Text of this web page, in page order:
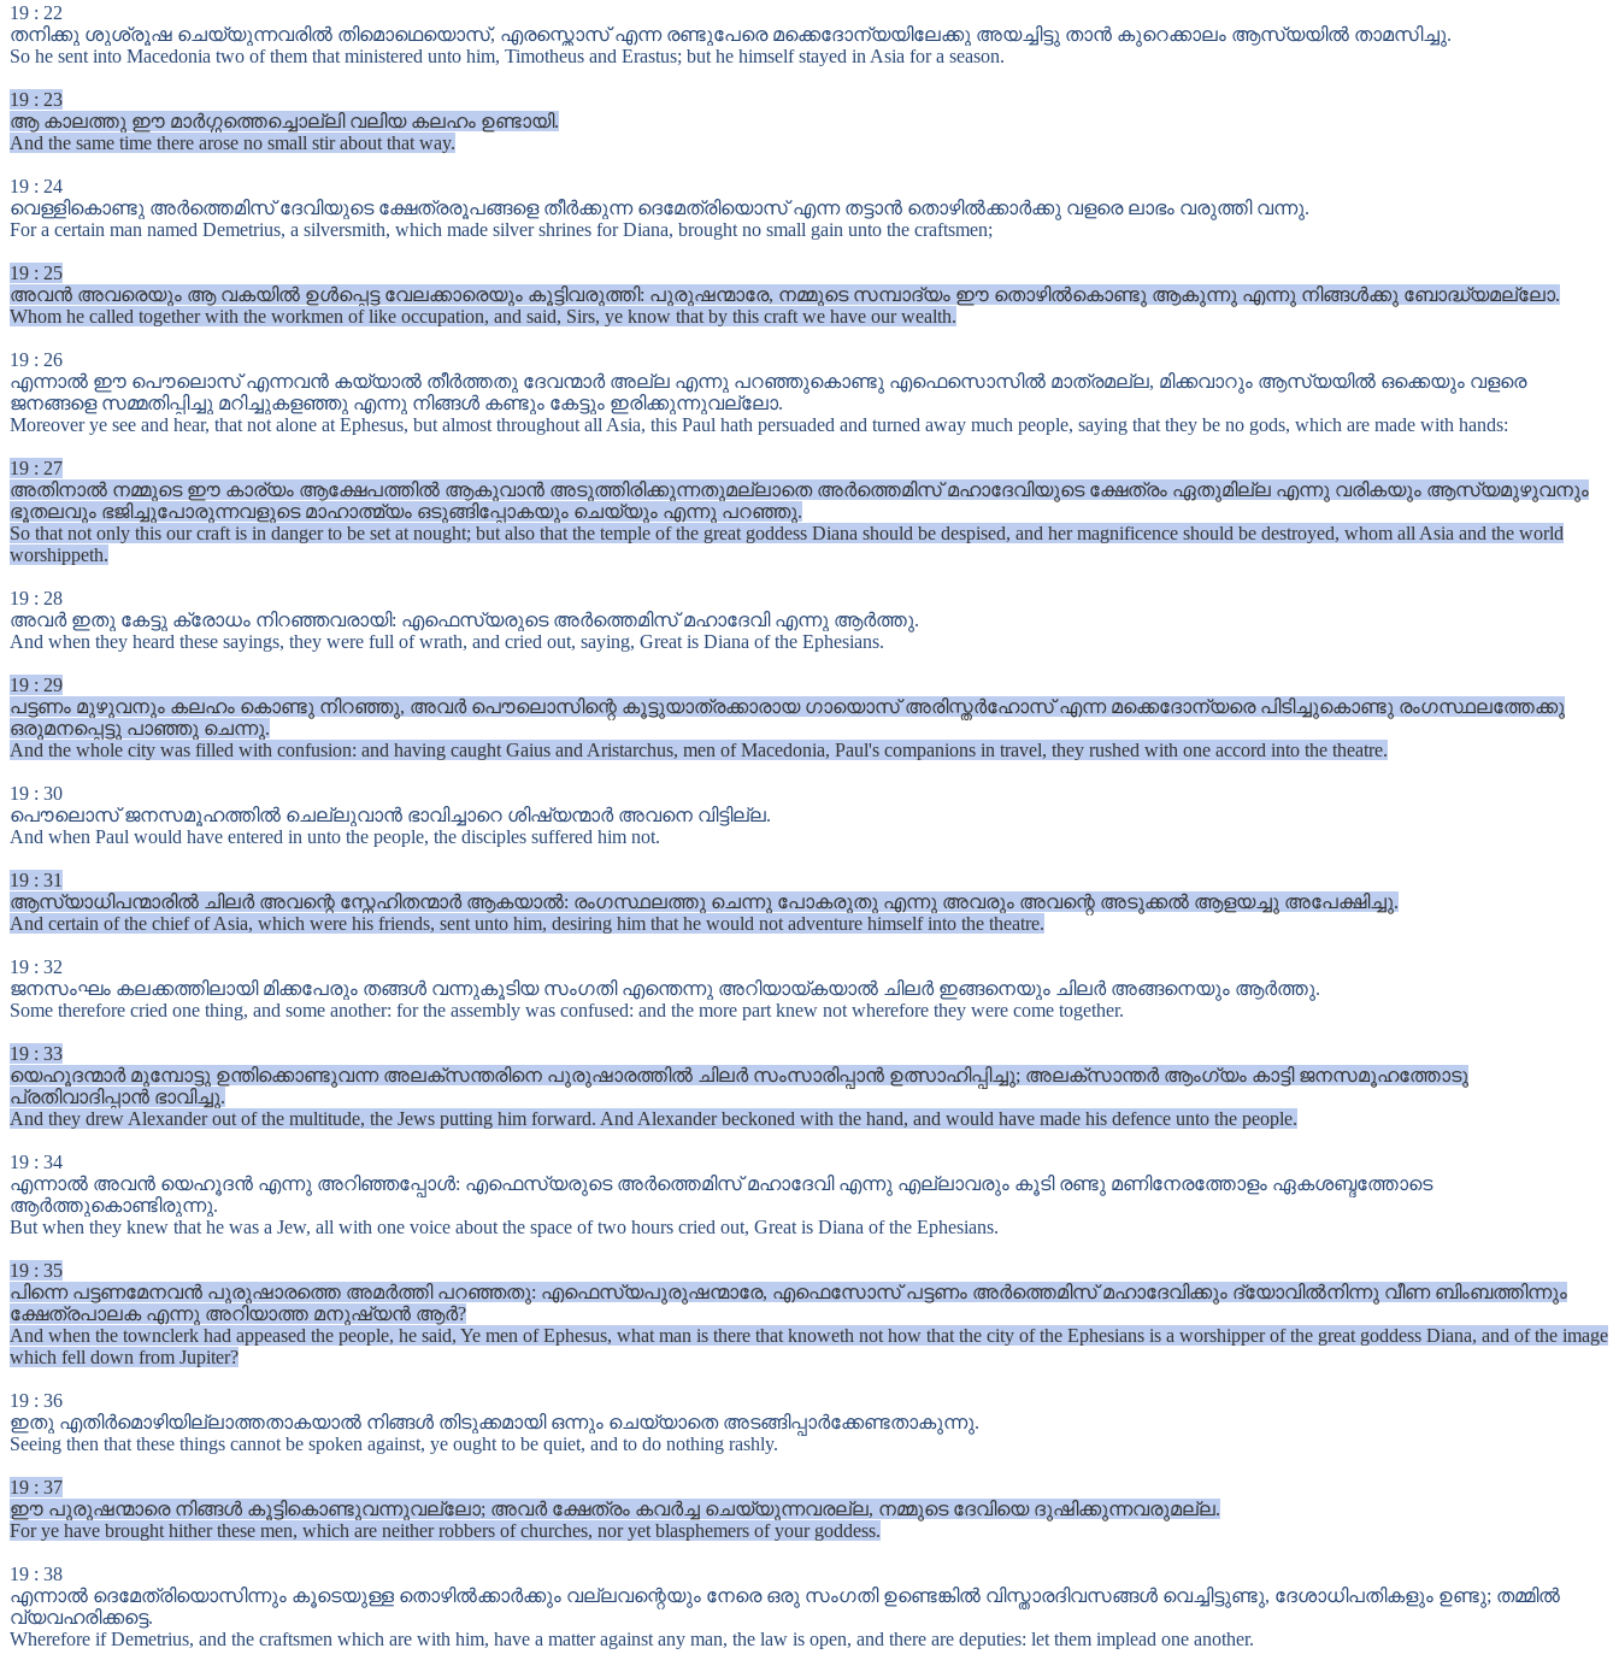
19 : 22
തനിക്കു ശുശ്രൂഷ ചെയ്യുന്നവരിൽ തിമൊഥെയൊസ്, എരസ്തൊസ് എന്ന രണ്ടുപേരെ മക്കെദോന്യയിലേക്കു അയച്ചിട്ടു താൻ കുറെക്കാലം ആസ്യയിൽ താമസിച്ചു.
So he sent into Macedonia two of them that ministered unto him, Timotheus and Erastus; but he himself stayed in Asia for a season.
19 : 23
ആ കാലത്തു ഈ മാർഗ്ഗത്തെച്ചൊല്ലി വലിയ കലഹം ഉണ്ടായി.
And the same time there arose no small stir about that way.
19 : 24
വെള്ളികൊണ്ടു അർത്തെമിസ് ദേവിയുടെ ക്ഷേത്രരൂപങ്ങളെ തീർക്കുന്ന ദെമേത്രിയൊസ് എന്ന തട്ടാൻ തൊഴിൽക്കാർക്കു വളരെ ലാഭം വരുത്തി വന്നു.
For a certain man named Demetrius, a silversmith, which made silver shrines for Diana, brought no small gain unto the craftsmen;
19 : 25
അവൻ അവരെയും ആ വകയിൽ ഉൾപ്പെട്ട വേലക്കാരെയും കൂട്ടിവരുത്തി: പുരുഷന്മാരേ, നമ്മുടെ സമ്പാദ്യം ഈ തൊഴിൽകൊണ്ടു ആകുന്നു എന്നു നിങ്ങൾക്കു ബോദ്ധ്യമല്ലോ.
Whom he called together with the workmen of like occupation, and said, Sirs, ye know that by this craft we have our wealth.
19 : 26
എന്നാൽ ഈ പൌലൊസ് എന്നവൻ കയ്യാൽ തീർത്തതു ദേവന്മാർ അല്ല എന്നു പറഞ്ഞുകൊണ്ടു എഫെസൊസിൽ മാത്രമല്ല, മിക്കവാറും ആസ്യയിൽ ഒക്കെയും വളരെ
ജനങ്ങളെ സമ്മതിപ്പിച്ചു മറിച്ചുകളഞ്ഞു എന്നു നിങ്ങൾ കണ്ടും കേട്ടും ഇരിക്കുന്നുവല്ലോ.
Moreover ye see and hear, that not alone at Ephesus, but almost throughout all Asia, this Paul hath persuaded and turned away much people, saying that they be no gods, which are made with hands:
19 : 27
അതിനാൽ നമ്മുടെ ഈ കാര്യം ആക്ഷേപത്തിൽ ആകുവാൻ അടുത്തിരിക്കുന്നതുമല്ലാതെ അർത്തെമിസ് മഹാദേവിയുടെ ക്ഷേത്രം ഏതുമില്ല എന്നു വരികയും ആസ്യമുഴുവനും
ഭൂതലവും ഭജിച്ചുപോരുന്നവളുടെ മാഹാത്മ്യം ഒടുങ്ങിപ്പോകയും ചെയ്യും എന്നു പറഞ്ഞു.
So that not only this our craft is in danger to be set at nought; but also that the temple of the great goddess Diana should be despised, and her magnificence should be destroyed, whom all Asia and the world
worshippeth.
19 : 28
അവർ ഇതു കേട്ടു ക്രോധം നിറഞ്ഞവരായി: എഫെസ്യരുടെ അർത്തെമിസ് മഹാദേവി എന്നു ആർത്തു.
And when they heard these sayings, they were full of wrath, and cried out, saying, Great is Diana of the Ephesians.
19 : 29
പട്ടണം മുഴുവനും കലഹം കൊണ്ടു നിറഞ്ഞു, അവർ പൌലൊസിന്റെ കൂട്ടുയാത്രക്കാരായ ഗായൊസ് അരിസ്തർഹോസ് എന്ന മക്കെദോന്യരെ പിടിച്ചുകൊണ്ടു രംഗസ്ഥലത്തേക്കു
ഒരുമനപ്പെട്ടു പാഞ്ഞു ചെന്നു.
And the whole city was filled with confusion: and having caught Gaius and Aristarchus, men of Macedonia, Paul's companions in travel, they rushed with one accord into the theatre.
19 : 30
പൌലൊസ് ജനസമൂഹത്തിൽ ചെല്ലുവാൻ ഭാവിച്ചാറെ ശിഷ്യന്മാർ അവനെ വിട്ടില്ല.
And when Paul would have entered in unto the people, the disciples suffered him not.
19 : 31
ആസ്യാധിപന്മാരിൽ ചിലർ അവന്റെ സ്നേഹിതന്മാർ ആകയാൽ: രംഗസ്ഥലത്തു ചെന്നു പോകരുതു എന്നു അവരും അവന്റെ അടുക്കൽ ആളയച്ചു അപേക്ഷിച്ചു.
And certain of the chief of Asia, which were his friends, sent unto him, desiring him that he would not adventure himself into the theatre.
19 : 32
ജനസംഘം കലക്കത്തിലായി മിക്കപേരും തങ്ങൾ വന്നുകൂടിയ സംഗതി എന്തെന്നു അറിയായ്കയാൽ ചിലർ ഇങ്ങനെയും ചിലർ അങ്ങനെയും ആർത്തു.
Some therefore cried one thing, and some another: for the assembly was confused: and the more part knew not wherefore they were come together.
19 : 33
യെഹൂദന്മാർ മുമ്പോട്ടു ഉന്തിക്കൊണ്ടുവന്ന അലക്സന്തരിനെ പുരുഷാരത്തിൽ ചിലർ സംസാരിപ്പാൻ ഉത്സാഹിപ്പിച്ചു; അലക്സാന്തർ ആംഗ്യം കാട്ടി ജനസമൂഹത്തോടു
പ്രതിവാദിപ്പാൻ ഭാവിച്ചു.
And they drew Alexander out of the multitude, the Jews putting him forward. And Alexander beckoned with the hand, and would have made his defence unto the people.
19 : 34
എന്നാൽ അവൻ യെഹൂദൻ എന്നു അറിഞ്ഞപ്പോൾ: എഫെസ്യരുടെ അർത്തെമിസ് മഹാദേവി എന്നു എല്ലാവരും കൂടി രണ്ടു മണിനേരത്തോളം ഏകശബ്ദത്തോടെ
ആർത്തുകൊണ്ടിരുന്നു.
But when they knew that he was a Jew, all with one voice about the space of two hours cried out, Great is Diana of the Ephesians.
19 : 35
പിന്നെ പട്ടണമേനവൻ പുരുഷാരത്തെ അമർത്തി പറഞ്ഞതു: എഫെസ്യപുരുഷന്മാരേ, എഫെസോസ് പട്ടണം അർത്തെമിസ് മഹാദേവിക്കും ദ്യോവിൽനിന്നു വീണ ബിംബത്തിന്നും
ക്ഷേത്രപാലക എന്നു അറിയാത്ത മനുഷ്യൻ ആർ?
And when the townclerk had appeased the people, he said, Ye men of Ephesus, what man is there that knoweth not how that the city of the Ephesians is a worshipper of the great goddess Diana, and of the image
which fell down from Jupiter?
19 : 36
ഇതു എതിർമൊഴിയില്ലാത്തതാകയാൽ നിങ്ങൾ തിടുക്കമായി ഒന്നും ചെയ്യാതെ അടങ്ങിപ്പാർക്കേണ്ടതാകുന്നു.
Seeing then that these things cannot be spoken against, ye ought to be quiet, and to do nothing rashly.
19 : 37
ഈ പുരുഷന്മാരെ നിങ്ങൾ കൂട്ടികൊണ്ടുവന്നുവല്ലോ; അവർ ക്ഷേത്രം കവർച്ച ചെയ്യുന്നവരല്ല, നമ്മുടെ ദേവിയെ ദുഷിക്കുന്നവരുമല്ല.
For ye have brought hither these men, which are neither robbers of churches, nor yet blasphemers of your goddess.
19 : 38
എന്നാൽ ദെമേത്രിയൊസിന്നും കൂടെയുള്ള തൊഴിൽക്കാർക്കും വല്ലവന്റെയും നേരെ ഒരു സംഗതി ഉണ്ടെങ്കിൽ വിസ്താരദിവസങ്ങൾ വെച്ചിട്ടുണ്ടു, ദേശാധിപതികളും ഉണ്ടു; തമ്മിൽ
വ്യവഹരിക്കട്ടെ.
Wherefore if Demetrius, and the craftsmen which are with him, have a matter against any man, the law is open, and there are deputies: let them implead one another.